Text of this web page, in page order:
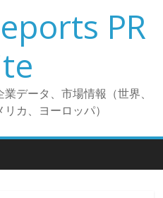
PR
データ、市場情報（世界、
カ、ヨーロッパ）